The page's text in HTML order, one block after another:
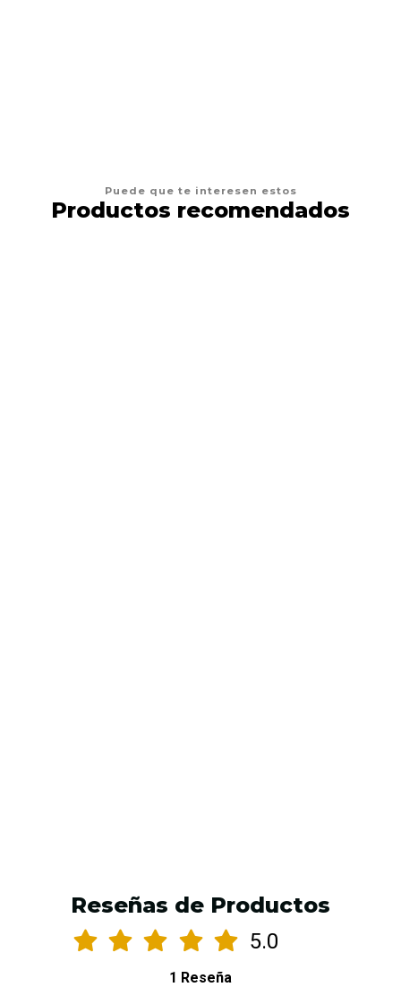
Puede que te interesen estos
Productos recomendados
Reseñas de Productos
5.0
1 Reseña